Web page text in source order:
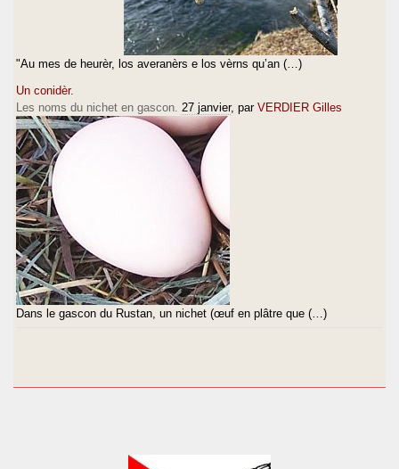
"Au mes de heurèr, los averanèrs e los vèrns qu’an (…)
Un conidèr.
Les noms du nichet en gascon. 27 janvier, par VERDIER Gilles
Dans le gascon du Rustan, un nichet (œuf en plâtre que (…)